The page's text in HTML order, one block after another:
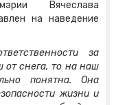
Вячеслава
на наведение
за
от снега, то на наш
понятна. Она
жизни и